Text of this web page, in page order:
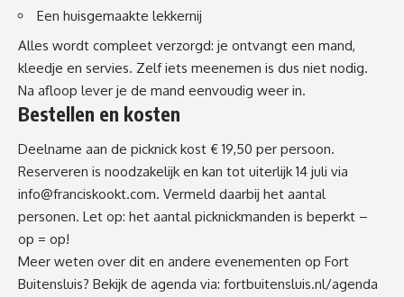
Een huisgemaakte lekkernij
Alles wordt compleet verzorgd: je ontvangt een mand,
kleedje en servies. Zelf iets meenemen is dus niet nodig.
Na afloop lever je de mand eenvoudig weer in.
Bestellen en kosten
Deelname aan de picknick kost € 19,50 per persoon.
Reserveren is noodzakelijk en kan tot uiterlijk 14 juli via
info@franciskookt.com. Vermeld daarbij het aantal
personen. Let op: het aantal picknickmanden is beperkt –
op = op!
Meer weten over dit en andere evenementen op Fort
Buitensluis? Bekijk de agenda via: fortbuitensluis.nl/agenda